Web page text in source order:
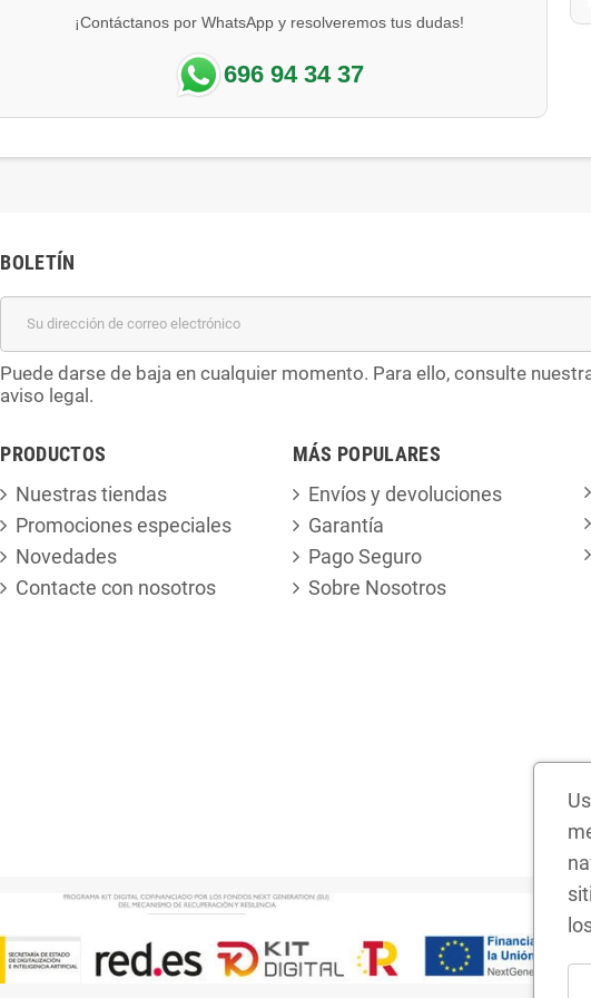
¡Contáctanos por WhatsApp y resolveremos tus dudas!
696 94 34 37
BOLETÍN
Puede darse de baja en cualquier momento. Para ello, consulte
aviso legal.
PRODUCTOS
Nuestras tiendas
Promociones especiales
Novedades
Contacte con nosotros
MÁS POPULARES
Envíos y devoluciones
Garantía
Pago Seguro
Sobre Nosotros